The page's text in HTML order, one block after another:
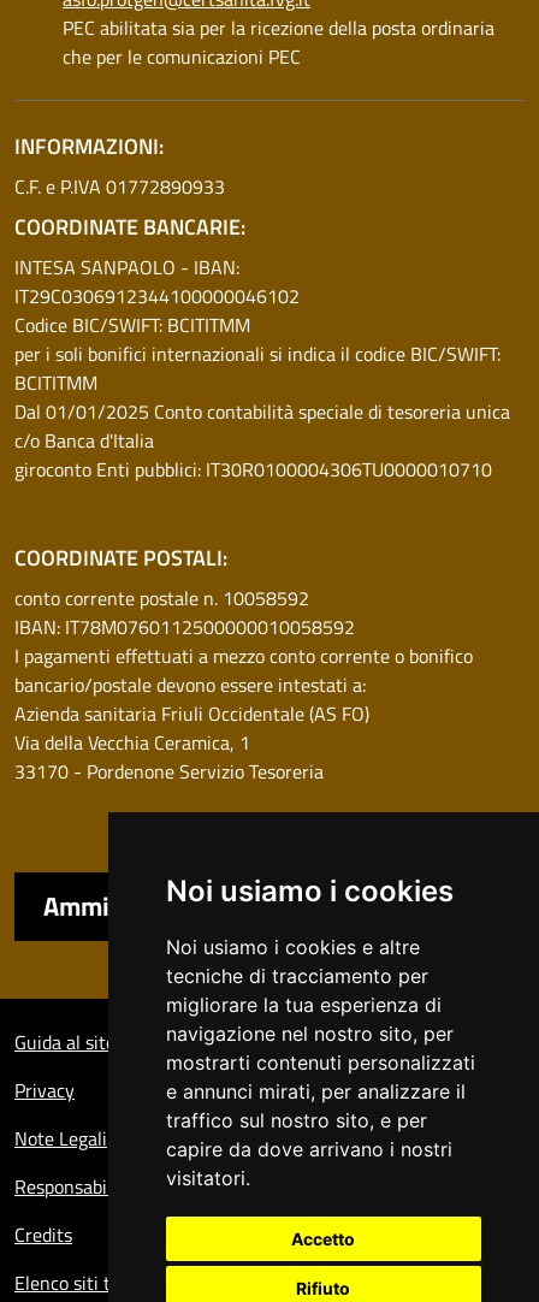
Noi usiamo i cookies
Noi usiamo i cookies e altre
tecniche di tracciamento per
migliorare la tua esperienza di
navigazione nel nostro sito, per
mostrarti contenuti personalizzati
e annunci mirati, per analizzare il
traffico sul nostro sito, e per
capire da dove arrivano i nostri
visitatori.
Accetto
Rifiuto
PEC abilitata sia per la ricezione della posta ordinaria
che per le comunicazioni PEC
INFORMAZIONI:
C.F. e P.IVA 01772890933
COORDINATE BANCARIE:
INTESA SANPAOLO - IBAN:
IT29C0306912344100000046102
Codice BIC/SWIFT: BCITITMM
per i soli bonifici internazionali si indica il codice BIC/SWIFT:
BCITITMM
Dal 01/01/2025 Conto contabilità speciale di tesoreria unica
c/o Banca d'Italia
giroconto Enti pubblici: IT30R0100004306TU0000010710
COORDINATE POSTALI:
conto corrente postale n. 10058592
IBAN: IT78M0760112500000010058592
I pagamenti effettuati a mezzo conto corrente o bonifico
bancario/postale devono essere intestati a:
Azienda sanitaria Friuli Occidentale (AS FO)
Via della Vecchia Ceramica, 1
33170 - Pordenone Servizio Tesoreria
Amministrazione trasparente
Guida al sito
Privacy
Note Legali
Responsabile del sito
Credits
Elenco siti tematici